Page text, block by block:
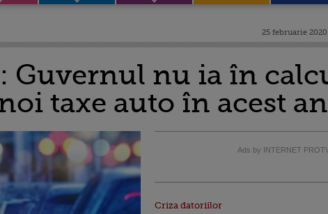
25 februarie
nu ia în
taxe auto în acest an
Ads by INTERNET
Criza datoriilor